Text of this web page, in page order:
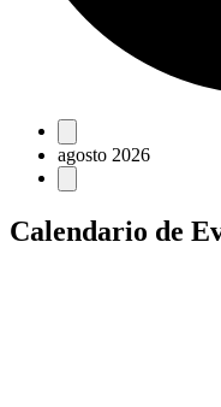
Eventos
agosto 2026
Calendario de